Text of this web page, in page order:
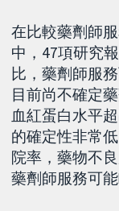
在比較藥劑師
中，47項研究
比，藥劑師服
目前尚不確定
血紅蛋白水平
的確定性非常
院率，藥物不
藥劑師服務可